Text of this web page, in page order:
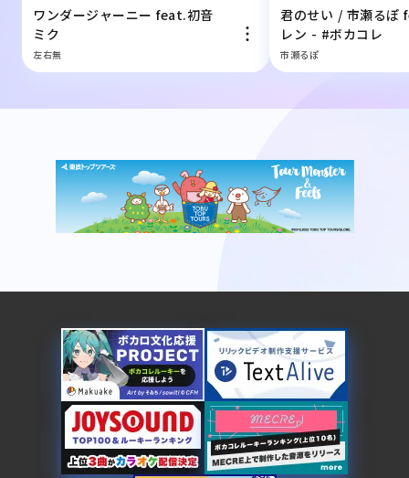
ワンダージャーニー feat.初音
ミク
左右無
君のせい / 市瀬るぽ
レン - #ボカコレ
市瀬るぽ